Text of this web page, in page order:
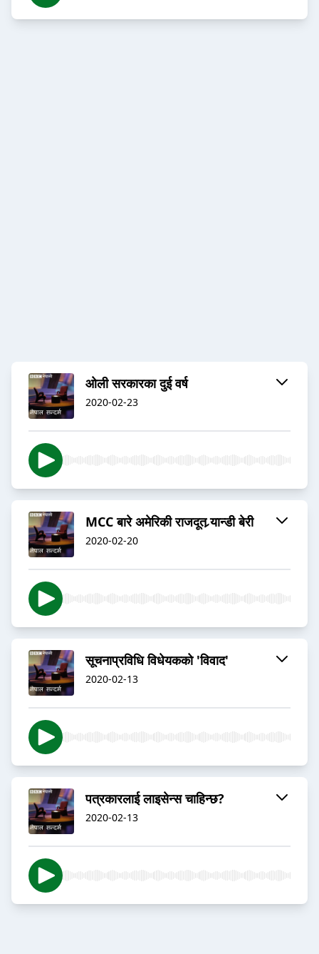
ओली सरकारका दुई वर्ष
2020-02-23
MCC बारे अमेरिकी राजदूत र्‍यान्डी बेरी
2020-02-20
सूचनाप्रविधि विधेयकको 'विवाद'
2020-02-13
पत्रकारलाई लाइसेन्स चाहिन्छ?
2020-02-13